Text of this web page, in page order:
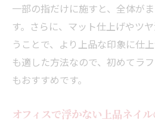
一部の指だけに施すと、全体が
す。さらに、マット仕上げやツ
うことで、より上品な印象に仕
も適した方法なので、初めてラ
もおすすめです。
オフィスで浮かない上品ネイ